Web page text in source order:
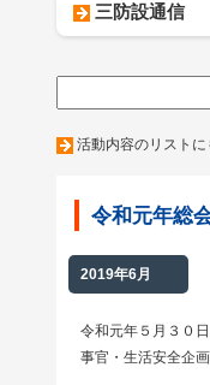
三防設通信
活動内容のリストに
令和元年総
2019年6月
令和元年５月３０
事官・生活安全企